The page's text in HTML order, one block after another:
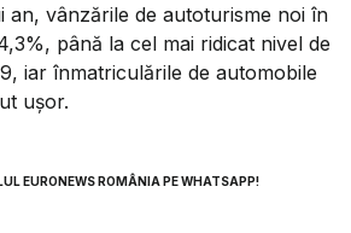
an, vânzările de autoturisme noi în
până la cel mai ridicat nivel de
iar înmatriculările de automobile
uşor.
EURONEWS ROMÂNIA PE WHATSAPP!